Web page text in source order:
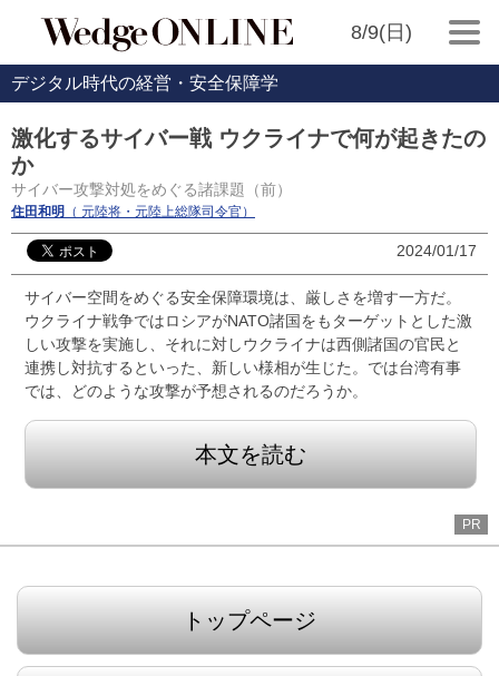
8/9(日)
デジタル時代の経営・安全保障学
激化するサイバー戦 ウクライナで何が起きたの
か
サイバー攻撃対処をめぐる諸課題（前）
住田和明 （ 元陸将・元陸上総隊司令官）
2024/01/17
サイバー空間をめぐる安全保障環境は、厳しさを増す一方だ。
ウクライナ戦争ではロシアがNATO諸国をもターゲットとした激
しい攻撃を実施し、それに対しウクライナは西側諸国の官民と
連携し対抗するといった、新しい様相が生じた。では台湾有事
では、どのような攻撃が予想されるのだろうか。
本文を読む
PR
トップページ